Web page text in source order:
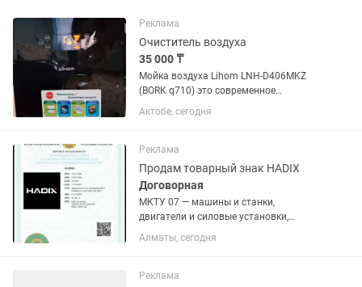
Реклама
Очиститель воздуха
35 000 ₸
Мойка воздуха Lihom LNH-D406MKZ
(BORK q710) это современное
устройство для эффективного
увлажнения и очистки воздуха в
себе функции увлажнителя и...
Актобе, сегодня
Реклама
Продам товарный знак HADIX
Договорная
МКТУ 07 — машины и станки,
двигатели и силовые установки,
машинное оборудование, инструменты
с механическим приводом, насосы,
Алматы, сегодня
Реклама